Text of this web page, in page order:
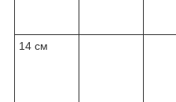
14 см